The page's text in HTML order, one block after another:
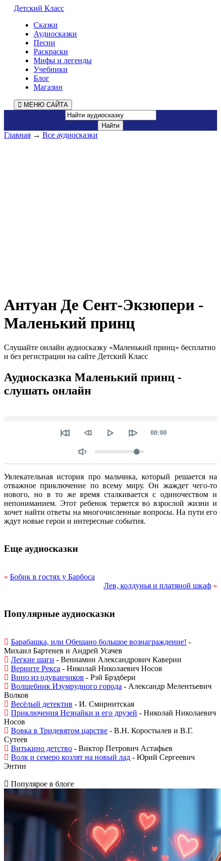
Детский Класс
Сказки
Аудиосказки
Песни
Раскраски
Мифы и легенды
Учебники
Блог
Магазин
МЕНЮ САЙТА
Главная → Все аудиосказки
Антуан Де Сент-Экзюпери -
Маленький принц
Слушайте онлайн аудиосказку «Маленький принц» бесплатно
и без регистрации на сайте Детский Класс
Аудиосказка Маленький принц -
слушать онлайн
Текущее
00:00
Увлекательная история про мальчика, который решается на
отважное приключение по всему миру. Он жаждет чего-то
нового, но в то же время сталкивается с одиночеством и
непониманием. Этот ребенок теряется во взрослой жизни и
хочет найти ответы на многочисленные вопросы. На пути его
ждут новые герои и интересные события.
Еще аудиосказки
« Бобик в гостях у Барбоса
Лев, колдунья и платяной шкаф »
Популярные аудиосказки
Барабашка, или Обещано большое вознаграждение! -
Михаил Бартенев и Андрей Усачев
Легкие шаги - Вениамин Александрович Каверин
Верните Рекса - Николай Николаевич Носов
Вино из одуванчиков - Рэй Брэдбери
Волшебник Изумрудного города - Александр Мелентьевич
Волков
Весёлый детектив - И. Смирнитская
Приключения Незнайки и его друзей - Николай Николаевич
Носов
Вовка в Тридевятом царстве - В.Н. Коростылев и В.Г.
Сутеев
Витькино детство - Виктор Петрович Астафьев
Волк и семеро козлят на новый лад - Юрий Сергеевич
Энтин
Популярое в блоге